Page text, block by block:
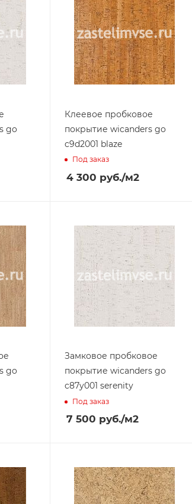
go
Клеевое пробковое
покрытие wicanders go
c9d2001 blaze
Под заказ
4 300 руб./м2
go
Замковое пробковое
покрытие wicanders go
c87y001 serenity
Под заказ
7 500 руб./м2